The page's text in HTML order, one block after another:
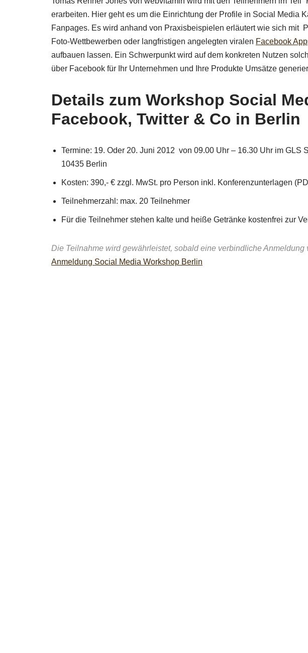
erarbeiten. Hier geht es um die Einrichtung der Profile in Social Media
Fanpages. Es wird anhand von Praxisbeispielen erläutert wie sich mit
Foto-Wettbewerben oder langfristigen angelegten viralen Facebook App
aufbauen lassen. Ein Schwerpunkt wird auf dem konkreten Nutzen
über Facebook für Ihr Unternehmen und Ihre Produkte Umsätze
Details zum Workshop Social
Facebook, Twitter & Co in Berlin
Termine: 19. Oder 20. Juni 2012 von 09.00 Uhr – 16.30 Uhr im GLS
10435 Berlin
Kosten: 390,- € zzgl. MwSt. pro Person inkl. Konferenzunterlagen
Teilnehmerzahl: max. 20 Teilnehmer
Für die Teilnehmer stehen kalte und heiße Getränke kostenfrei zur
Die Teilnahme wird gewährleistet, sobald eine verbindliche Anmeldung
Anmeldung Social Media Workshop Berlin